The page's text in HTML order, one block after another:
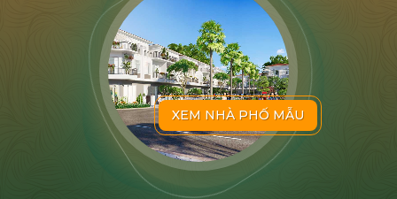
XEM NHÀ PHỐ MẪU